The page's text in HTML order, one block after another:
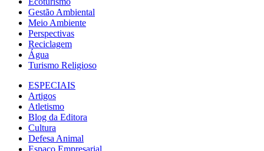
Gestão Ambiental
Meio Ambiente
Perspectivas
Reciclagem
Água
Turismo Religioso
ESPECIAIS
Artigos
Atletismo
Blog da Editora
Cultura
Defesa Animal